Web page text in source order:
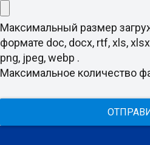
Максимальный размер
формате doc, docx, rtf, xls,
png, jpeg, webp .
Максимальное количество